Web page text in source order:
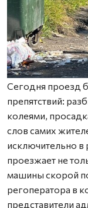
Сегодня проезд
препятствий:
колеями,
слов самих
исключительно в
проезжает не
машины скорой
регоператора в
представители